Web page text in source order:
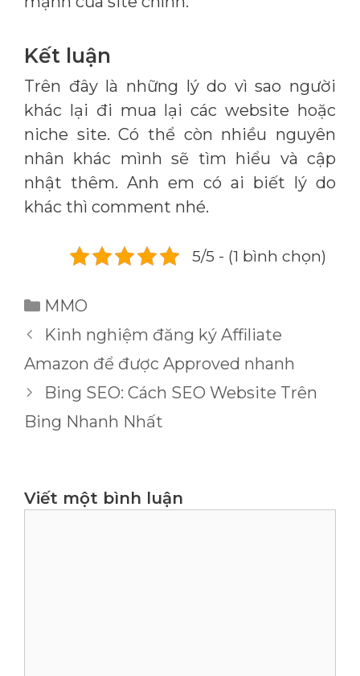
Kết luận
Trên đây là những lý do vì sao người
khác lại đi mua lại các website hoặc
niche site. Có thể còn nhiều nguyên
nhân khác mình sẽ tìm hiểu và cập
nhật thêm. Anh em có ai biết lý do
khác thì comment nhé.
5/5 - (1 bình chọn)
Danh
mục
MMO
Kinh nghiệm đăng ký Affiliate
Amazon để được Approved nhanh
Bing SEO: Cách SEO Website Trên
Bing Nhanh Nhất
Viết một bình luận